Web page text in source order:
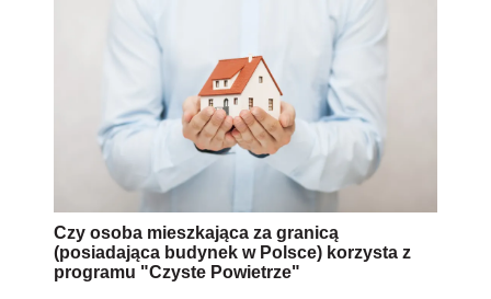
Czy osoba mieszkająca za granicą
(posiadająca budynek w Polsce) korzysta z
programu "Czyste Powietrze"